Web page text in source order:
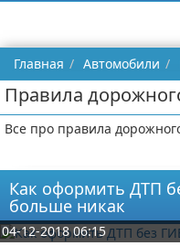
Главная Автомобили
Правила
Все про правила
Как оформить ДТП
больше никак
04-12-2018 06:15